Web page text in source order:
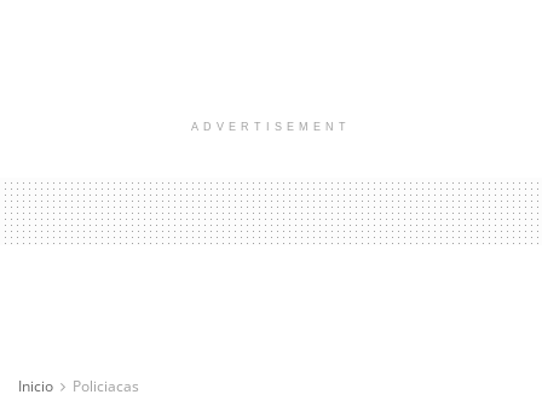
ADVERTISEMENT
Inicio Policiacas